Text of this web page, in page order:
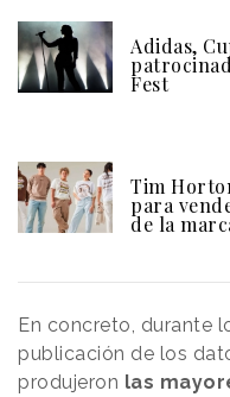
Adidas,
Fest
Tim
para
de la
En concreto, durante
publicación de los
produjeron las